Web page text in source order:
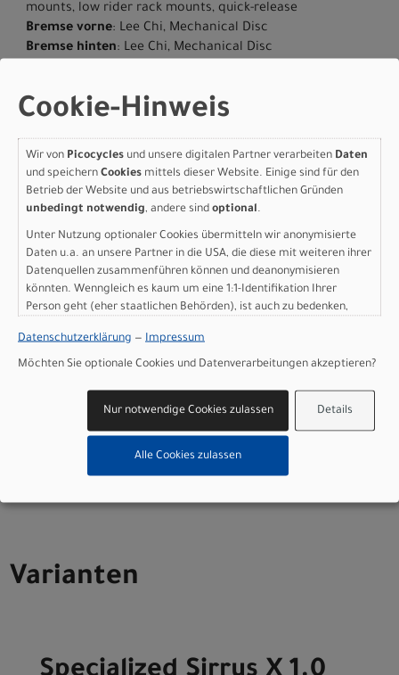
mounts, low rider rack mounts, quick-release
Bremse vorne: Lee Chi, Mechanical Disc
Bremse hinten: Lee Chi, Mechanical Disc
Kurbelgarnitur : Prowheel Alloy, XXS - XS: 165mm, S - M:
Innenlager
: Square-tapered, 68mm
Pedale : Specialized, platform
Vorderreifen: Pathfinder Wirebead Fast Gravel 700X40C
Reifengrösse : 700C
Vorbau
: 3D-forged alloy, 31.8mm, 7-degree rise
Lenker : Specialized, alloy, 15-degree backsweep, 46mm
rise, 31.8mm
Sattelstütze: Alloy, 12mm offset, 2-bolt clamp, 27.2mm
Gewicht: 11.71 kg (25 lb, 13.1 oz)
Herstellerdaten gem. GPSR
Marke Specialized:
Varianten
Cookie-Hinweis
Wir von Picocycles und unsere digitalen Partner verarbeiten Daten
und speichern Cookies mittels dieser Website. Einige sind für den
Betrieb der Website und aus betriebswirtschaftlichen Gründen
unbedingt notwendig, andere sind optional.
Unter Nutzung optionaler Cookies übermitteln wir anonymisierte
Daten u.a. an unsere Partner in die USA, die diese mit weiteren ihrer
Datenquellen zusammenführen können und deanonymisieren
könnten. Wenngleich es kaum um eine 1:1-Identifikation Ihrer
Person geht (eher staatlichen Behörden), ist auch zu bedenken,
sind wie bei uns in der Europäischen Union.
Datenschutzerklärung — Impressum
Möchten Sie optionale Cookies und Datenverarbeitungen akzeptieren?
Details
Nur notwendige Cookies zulassen
Alle Cookies zulassen